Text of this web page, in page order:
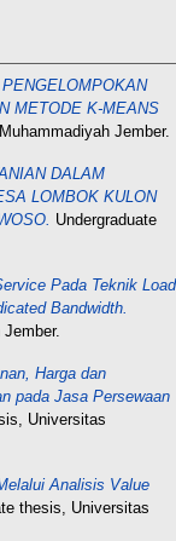
PENGELOMPOKAN
METODE K-MEANS
Jember.
DALAM
LOMBOK KULON
Undergraduate
Pada Teknik Load
Bandwidth.
Harga dan
pada Jasa Persewaan
Universitas
Analisis Value
thesis, Universitas